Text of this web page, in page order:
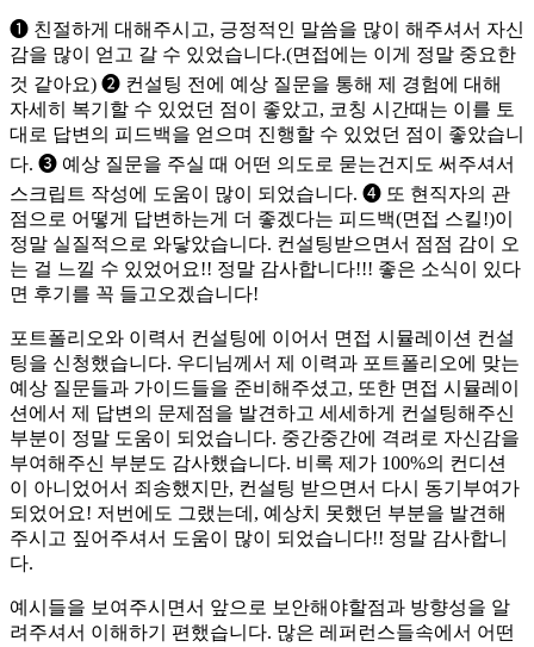
➊ 친절하게 대해주시고, 긍정적인 말씀을 많이 해주셔서 자신
감을 많이 얻고 갈 수 있었습니다.(면접에는 이게 정말 중요한
것 같아요) ➋ 컨설팅 전에 예상 질문을 통해 제 경험에 대해
자세히 복기할 수 있었던 점이 좋았고, 코칭 시간때는 이를 토
대로 답변의 피드백을 얻으며 진행할 수 있었던 점이 좋았습니
다. ➌ 예상 질문을 주실 때 어떤 의도로 묻는건지도 써주셔서
스크립트 작성에 도움이 많이 되었습니다. ➍ 또 현직자의 관
점으로 어떻게 답변하는게 더 좋겠다는 피드백(면접 스킬!)이
정말 실질적으로 와닿았습니다. 컨설팅받으면서 점점 감이 오
는 걸 느낄 수 있었어요!! 정말 감사합니다!!! 좋은 소식이 있다
면 후기를 꼭 들고오겠습니다!
포트폴리오와 이력서 컨설팅에 이어서 면접 시뮬레이션 컨설
팅을 신청했습니다. 우디님께서 제 이력과 포트폴리오에 맞는
예상 질문들과 가이드들을 준비해주셨고, 또한 면접 시뮬레이
션에서 제 답변의 문제점을 발견하고 세세하게 컨설팅해주신
부분이 정말 도움이 되었습니다. 중간중간에 격려로 자신감을
부여해주신 부분도 감사했습니다. 비록 제가 100%의 컨디션
이 아니었어서 죄송했지만, 컨설팅 받으면서 다시 동기부여가
되었어요! 저번에도 그랬는데, 예상치 못했던 부분을 발견해
주시고 짚어주셔서 도움이 많이 되었습니다!! 정말 감사합니
다.
예시들을 보여주시면서 앞으로 보안해야할점과 방향성을 알
려주셔서 이해하기 편했습니다. 많은 레퍼런스들속에서 어떤